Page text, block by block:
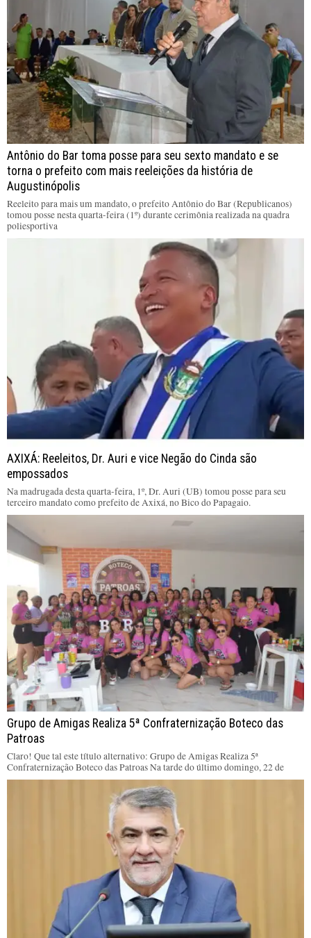
Antônio do Bar toma posse para seu sexto mandato e se
torna o prefeito com mais reeleições da história de
Augustinópolis
Reeleito para mais um mandato, o prefeito Antônio do Bar (Republicanos)
tomou posse nesta quarta-feira (1º) durante cerimônia realizada na quadra
poliesportiva
AXIXÁ: Reeleitos, Dr. Auri e vice Negão do Cinda são
empossados
Na madrugada desta quarta-feira, 1º, Dr. Auri (UB) tomou posse para seu
terceiro mandato como prefeito de Axixá, no Bico do Papagaio.
Grupo de Amigas Realiza 5ª Confraternização Boteco das
Patroas
Claro! Que tal este título alternativo: Grupo de Amigas Realiza 5ª
Confraternização Boteco das Patroas Na tarde do último domingo, 22 de